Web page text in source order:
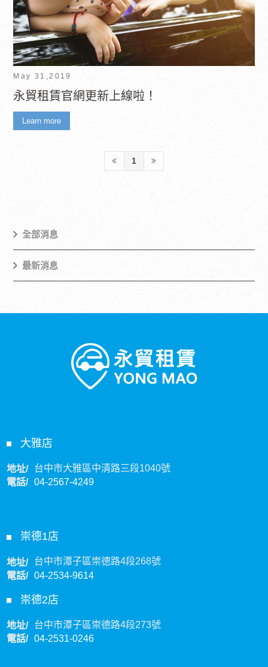
May 31,2019
永貿租賃官網更新上線啦！
Learn more
1
全部消息
最新消息
大雅店
地址/
台中市大雅區中清路三段1040號
電話/ 04-2567-4249
崇德1店
地址/
台中市潭子區崇德路4段268號
電話/ 04-2534-9614
崇德2店
地址/
台中市潭子區崇德路4段273號
電話/ 04-2531-0246